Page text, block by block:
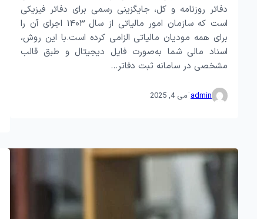
دفاتر روزنامه و کل، جایگزینی رسمی برای دفاتر فیزیکی
است که سازمان امور مالیاتی از سال ۱۴۰۳ اجرای آن را
برای همه مودیان مالیاتی الزامی کرده است.با این روش،
اسناد مالی شما به‌صورت فایل دیجیتال و طبق قالب
مشخصی در سامانه ثبت دفاتر…
admin
·می 4, 2025